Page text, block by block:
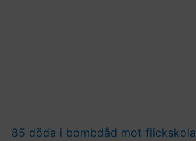
85 döda i bombdåd mot flickskola